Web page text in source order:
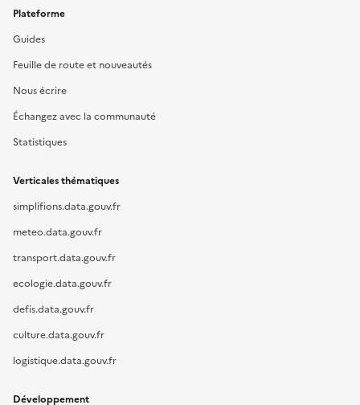
Plateforme
Guides
Feuille de route et nouveautés
Nous écrire
Échangez avec la communauté
Statistiques
Verticales thématiques
simplifions.data.gouv.fr
meteo.data.gouv.fr
transport.data.gouv.fr
ecologie.data.gouv.fr
defis.data.gouv.fr
culture.data.gouv.fr
logistique.data.gouv.fr
Développement